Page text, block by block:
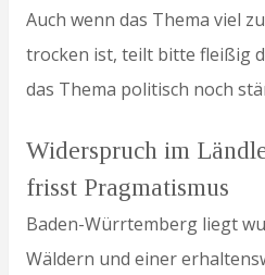
Auch wenn das Thema viel
trocken ist, teilt bitte fleißig
das Thema politisch noch
Widerspruch im
frisst Pragmatismus
Baden-Würrtemberg liegt
Wäldern und einer